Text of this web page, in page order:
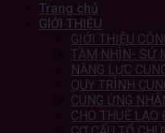
Trang chủ
GIỚI THIỆU
GIỚI THIỆU
TẦM NHÌN- SỨ
NĂNG LỰC
QUY TRÌNH
CUNG ỨNG
CHO THUÊ LAO